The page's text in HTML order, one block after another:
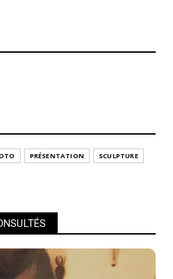
PRÉSENTATION
SCULPTURE